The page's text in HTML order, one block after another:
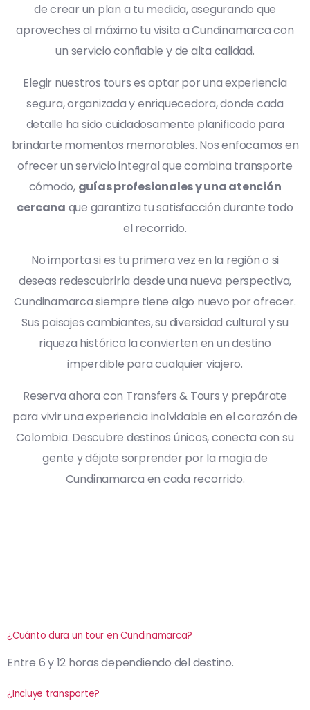
de crear un plan a tu medida, asegurando que
aproveches al máximo tu visita a Cundinamarca con
un servicio confiable y de alta calidad.
Elegir nuestros tours es optar por una experiencia
segura, organizada y enriquecedora, donde cada
detalle ha sido cuidadosamente planificado para
brindarte momentos memorables. Nos enfocamos en
ofrecer un servicio integral que combina transporte
cómodo, guías profesionales y una atención
cercana que garantiza tu satisfacción durante todo
el recorrido.
No importa si es tu primera vez en la región o si
deseas redescubrirla desde una nueva perspectiva,
Cundinamarca siempre tiene algo nuevo por ofrecer.
Sus paisajes cambiantes, su diversidad cultural y su
riqueza histórica la convierten en un destino
imperdible para cualquier viajero.
Reserva ahora con Transfers & Tours y prepárate
para vivir una experiencia inolvidable en el corazón de
Colombia. Descubre destinos únicos, conecta con su
gente y déjate sorprender por la magia de
Cundinamarca en cada recorrido.
¿Cuánto dura un tour en Cundinamarca?
Entre 6 y 12 horas dependiendo del destino.
¿Incluye transporte?